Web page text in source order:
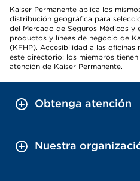
Kaiser Permanente aplica los
distribución geográfica para
del Mercado de Seguros Médicos y
productos y líneas de negocio de
(KFHP). Accesibilidad a las oficinas
este directorio: los miembros
atención de Kaiser Permanente.
Obtenga atención
Nuestra